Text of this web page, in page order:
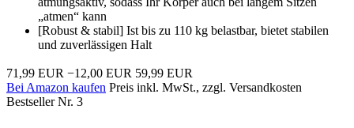
„atmen“ kann
[Robust & stabil] Ist bis zu 110 kg belastbar, bietet stabilen
und zuverlässigen Halt
71,99 EUR −12,00 EUR 59,99 EUR
Bei Amazon kaufen Preis inkl. MwSt., zzgl. Versandkosten
Bestseller Nr. 3